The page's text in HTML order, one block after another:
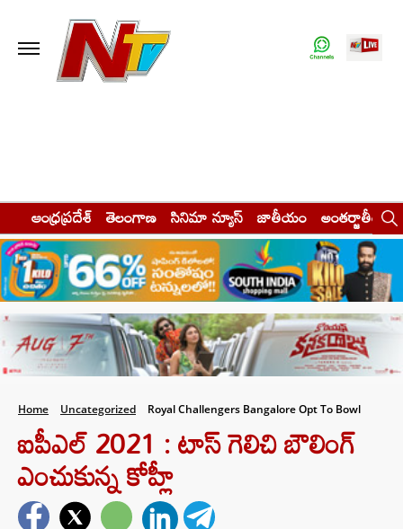
ఆంధ్రప్రదేశ్ తెలంగాణ సినిమా న్యూస్ జాతీయం అంతర్జాతీయం
Home Uncategorized Royal Challengers Bangalore Opt To Bowl
ఐపీఎల్ 2021 : టాస్ గెలిచి బౌలింగ్
ఎంచుకున్న కోహ్లీ